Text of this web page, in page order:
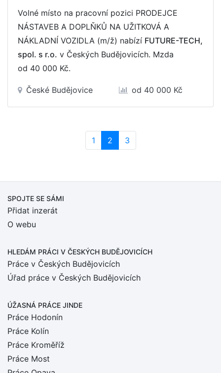
Volné místo na pracovní pozici PRODEJCE
NÁSTAVEB A DOPLŇKŮ NA UŽITKOVÁ A
NÁKLADNÍ VOZIDLA (m/ž) nabízí FUTURE-TECH,
spol. s r.o. v Českých Budějovicích. Mzda
od 40 000 Kč.
České Budějovice od 40 000 Kč
1 2(current)
3
SPOJTE SE SÁMI
Přidat inzerát
O webu
HLEDÁM PRÁCI V ČESKÝCH BUDĚJOVICÍCH
Práce v Českých Budějovicích
Úřad práce v Českých Budějovicích
ÚŽASNÁ PRÁCE JINDE
Práce Hodonín
Práce Kolín
Práce Kroměříž
Práce Most